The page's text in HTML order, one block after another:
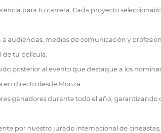
para tu carrera. Cada proyecto
audiencias, medios de comunicación y
de tu película.
posterior al evento que destaque a los
en directo desde Monza.
ganadores durante todo el año,
por nuestro jurado internacional de